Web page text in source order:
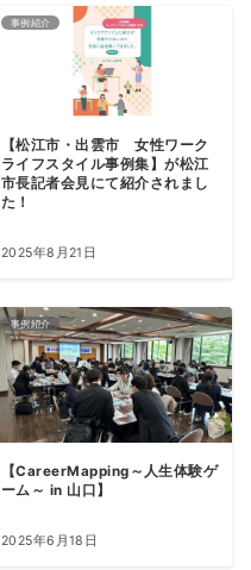
事例紹介
【松江市・出雲市 女性ワーク
ライフスタイル事例集】が松江
市長記者会見にて紹介されまし
た！
2025年8月21日
事例紹介
【CareerMapping～人生体験ゲ
ーム～ in 山口】
2025年6月18日